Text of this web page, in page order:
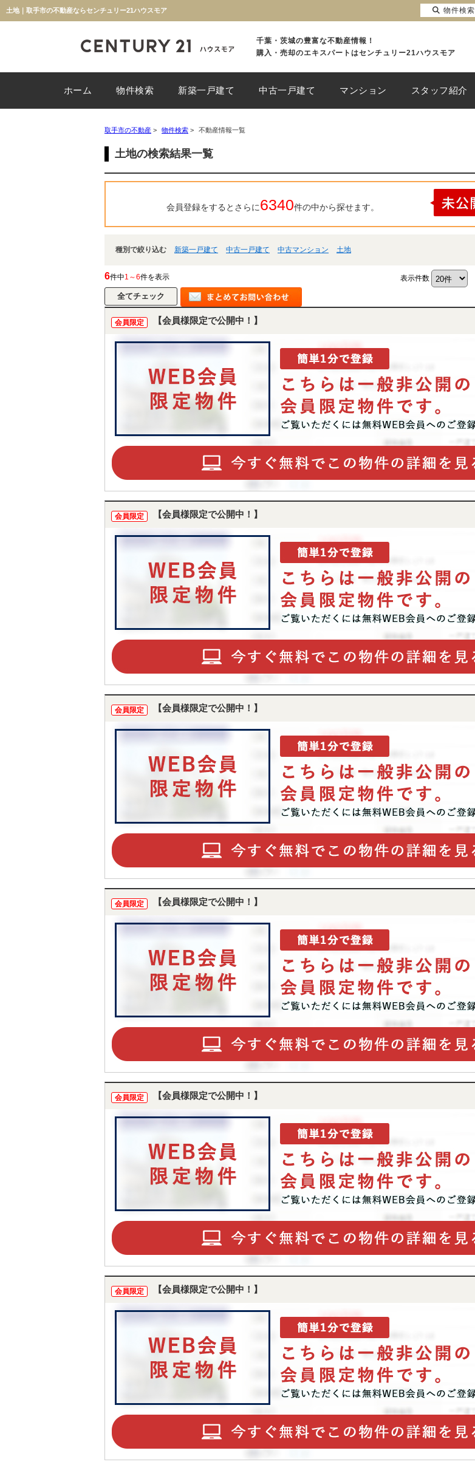
土地｜取手市の不動産ならセンチュリー21ハウスモア
千葉・茨城の豊富な不動産情報！
購入・売却のエキスパートはセンチュリー21ハウスモア
ホーム 物件検索 新築一戸建て 中古一戸建て マンション スタッフ紹介
取手市の不動産 > 物件検索 > 不動産情報一覧
土地の検索結果一覧
会員登録をするとさらに6340件の中から探せます。
種別で絞り込む 新築一戸建て 中古一戸建て 中古マンション 土地
6件中1～6件を表示 表示件数
会員限定 【会員様限定で公開中！】
会員限定 【会員様限定で公開中！】
会員限定 【会員様限定で公開中！】
会員限定 【会員様限定で公開中！】
会員限定 【会員様限定で公開中！】
会員限定 【会員様限定で公開中！】
物件検索